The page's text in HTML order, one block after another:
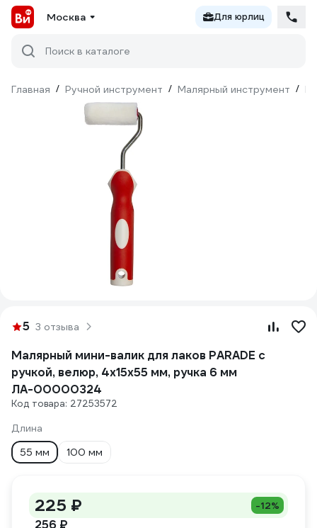
Москва Для юрлиц
Поиск в каталоге
Главная / Ручной инструмент / Малярный инструмент /
5 3 отзыва
Малярный мини-валик для лаков PARADE с
ручкой, велюр, 4х15х55 мм, ручка 6 мм
ЛА-00000324
Код товара: 27253572
Длина
55 мм
100 мм
225 ₽ -12%
256 ₽